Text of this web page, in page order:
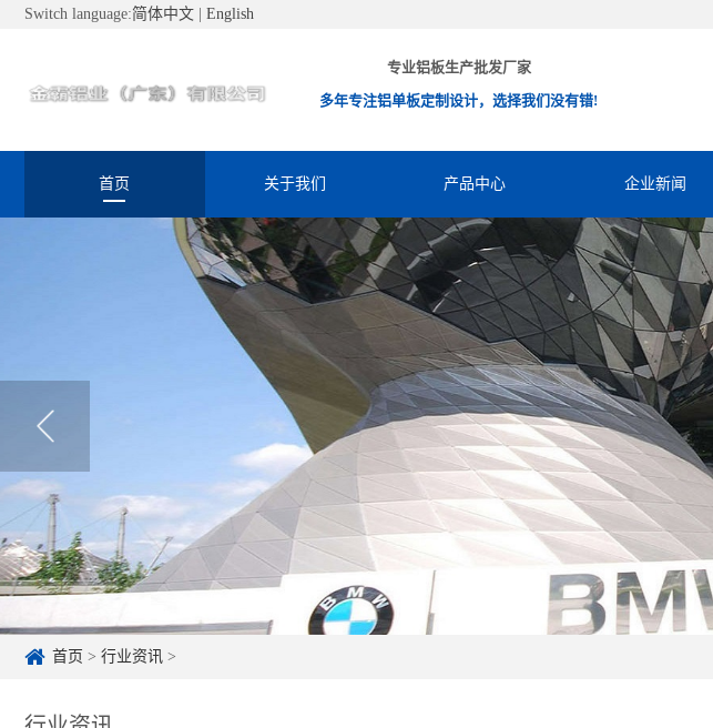
Switch language:简体中文 English
专业铝板生产批发厂家
多年专注铝单板定制设计，选择我们没有错!
首页 关于我们 产品中心 企业新闻
首页 > 行业资讯 >